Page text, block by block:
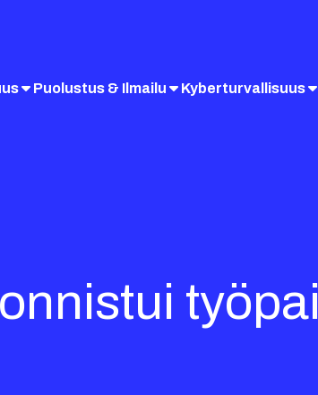
Puolustus & Ilmailu Kyberturvallisuus